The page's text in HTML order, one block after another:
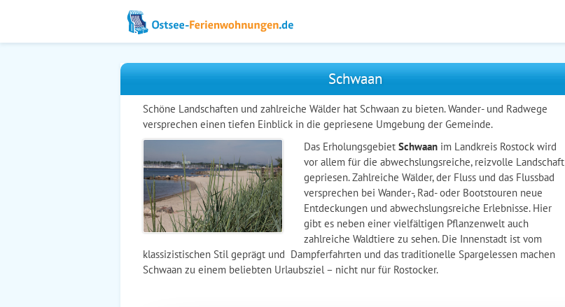
Schwaan
Schöne Landschaften und zahlreiche Wälder hat Schwaan zu bieten. Wander- und Radwege
versprechen einen tiefen Einblick in die gepriesene Umgebung der Gemeinde.
Das Erholungsgebiet Schwaan im Landkreis Rostock wird
vor allem für die abwechslungsreiche, reizvolle Landschaft
gepriesen. Zahlreiche Wälder, der Fluss und das Flussbad
versprechen bei Wander-, Rad- oder Bootstouren neue
Entdeckungen und abwechslungsreiche Erlebnisse. Hier
gibt es neben einer vielfältigen Pflanzenwelt auch
zahlreiche Waldtiere zu sehen. Die Innenstadt ist vom
klassizistischen Stil geprägt und Dampferfahrten und das traditionelle Spargelessen machen
Schwaan zu einem beliebten Urlaubsziel – nicht nur für Rostocker.